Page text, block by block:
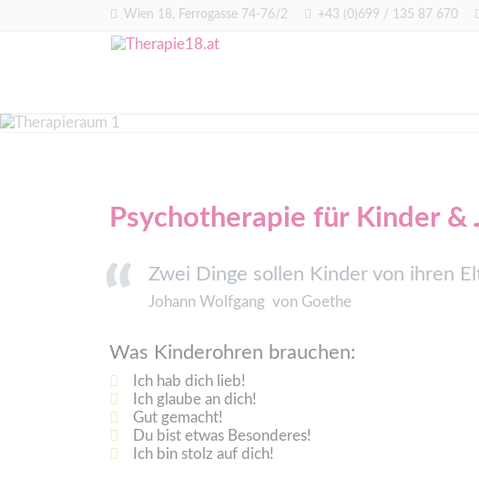
Wien 18, Ferrogasse 74-76/2 +43 (0)699 / 135 87 670
Psychotherapie für Kinder &
Zwei Dinge sollen Kinder von ihren
Johann Wolfgang von Goethe
Was Kinderohren brauchen:
Ich hab dich lieb!
Ich glaube an dich!
Gut gemacht!
Du bist etwas Besonderes!
Ich bin stolz auf dich!